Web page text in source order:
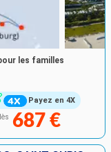
Payez en 4X
les familles
687 €